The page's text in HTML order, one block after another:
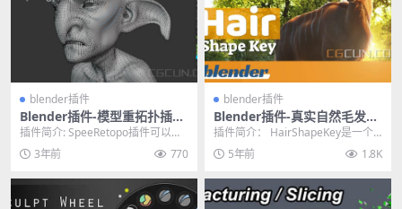
blender插件
Blender插件-模型重拓扑插件
SpeedRetopo v0.1.9
插件简介: SpeeRetopo插件可以帮
助您在Blender中轻松快速地进行
拓...3年前 770
blender插件
Blender插件-真实自然毛发生
成工具 Hairshapekey V5.2
插件简介： HairShapeKey是一个B
lender插件，支持添加头发的形
状...5年前 1.8K